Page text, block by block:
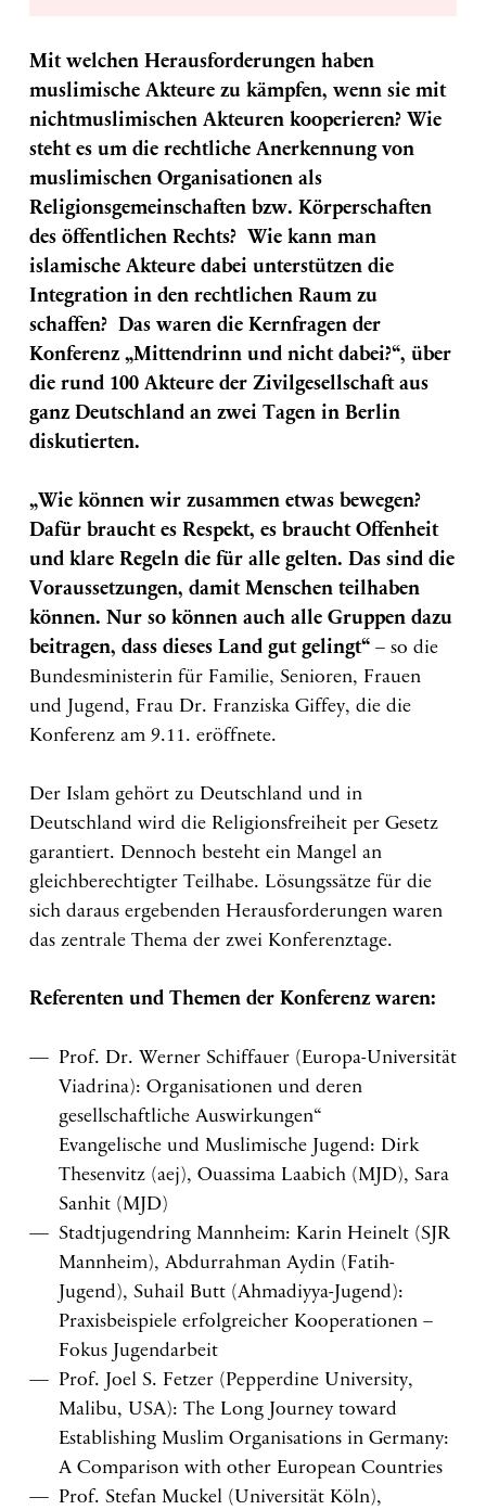
Mit welchen Herausforderungen haben
muslimische Akteure zu kämpfen, wenn sie mit
nichtmuslimischen Akteuren kooperieren? Wie
steht es um die rechtliche Anerkennung von
muslimischen Organisationen als
Religionsgemeinschaften bzw. Körperschaften
des öffentlichen Rechts? Wie kann man
islamische Akteure dabei unterstützen die
Integration in den rechtlichen Raum zu
schaffen? Das waren die Kernfragen der
Konferenz „Mittendrinn und nicht dabei?“, über
die rund 100 Akteure der Zivilgesellschaft aus
ganz Deutschland an zwei Tagen in Berlin
diskutierten.
„Wie können wir zusammen etwas bewegen?
Dafür braucht es Respekt, es braucht Offenheit
und klare Regeln die für alle gelten. Das sind die
Voraussetzungen, damit Menschen teilhaben
können. Nur so können auch alle Gruppen dazu
beitragen, dass dieses Land gut gelingt“– so die
Bundesministerin für Familie, Senioren, Frauen
und Jugend, Frau Dr. Franziska Giffey, die die
Konferenz am 9.11. eröffnete.
Der Islam gehört zu Deutschland und in
Deutschland wird die Religionsfreiheit per Gesetz
garantiert. Dennoch besteht ein Mangel an
gleichberechtigter Teilhabe. Lösungssätze für die
sich daraus ergebenden Herausforderungen waren
das zentrale Thema der zwei Konferenztage.
Referenten und Themen der Konferenz waren:
Prof. Dr. Werner Schiffauer (Europa-Universität
Viadrina): Organisationen und deren
gesellschaftliche Auswirkungen“
Evangelische und Muslimische Jugend: Dirk
Thesenvitz (aej), Ouassima Laabich (MJD), Sara
Sanhit (MJD)
Stadtjugendring Mannheim: Karin Heinelt (SJR
Mannheim), Abdurrahman Aydin (Fatih-
Jugend), Suhail Butt (Ahmadiyya-Jugend):
Praxisbeispiele erfolgreicher Kooperationen –
Fokus Jugendarbeit
Prof. Joel S. Fetzer (Pepperdine University,
Malibu, USA): The Long Journey toward
Establishing Muslim Organisations in Germany:
A Comparison with other European Countries
Prof. Stefan Muckel (Universität Köln),